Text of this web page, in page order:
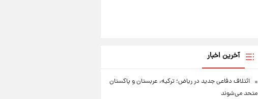
آخرین اخبار
ائتلاف دفاعی جدید در ریاض؛ ترکیه، عربستان و پاکستان
متحد می‌شوند